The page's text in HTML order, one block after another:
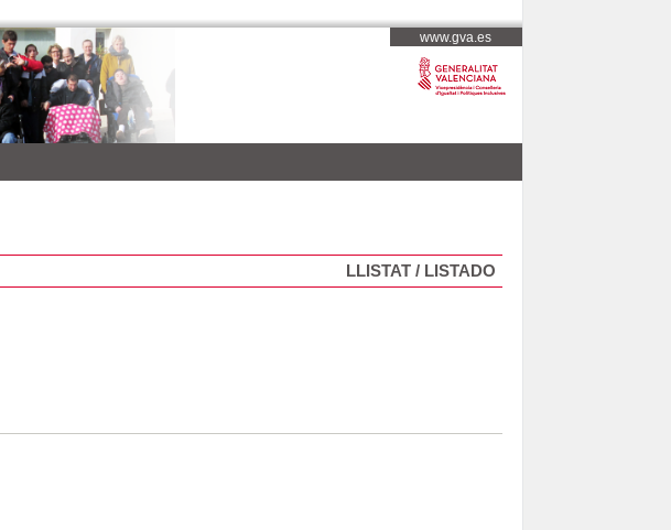
www.gva.es
LLISTAT / LISTADO